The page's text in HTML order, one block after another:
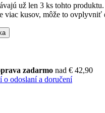
už len 3 ks tohto produktu.
viac kusov, môže to ovplyvniť
zadarmo nad € 42,90
o odoslaní a doručení